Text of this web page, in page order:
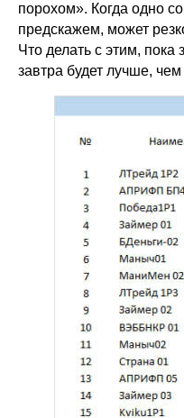
порохом». Когда одно
предскажем, может
Что делать с этим, пока
завтра будет лучше, чем